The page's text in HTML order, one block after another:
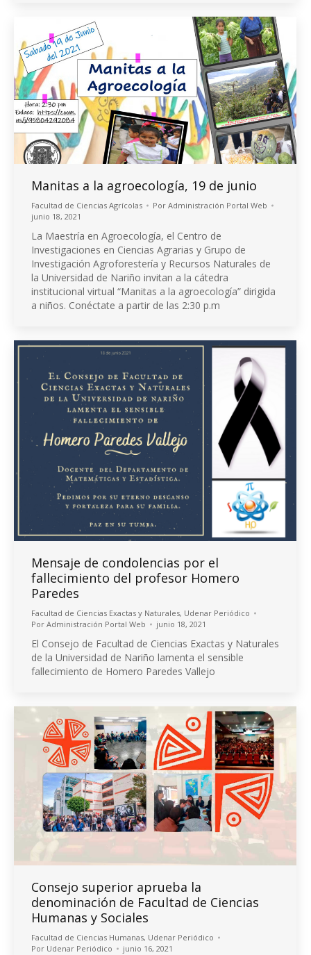
Manitas a la agroecología, 19 de junio
Facultad de Ciencias Agrícolas Por Administración Portal Web
junio 18, 2021
La Maestría en Agroecología, el Centro de
Investigaciones en Ciencias Agrarias y Grupo de
Investigación Agroforestería y Recursos Naturales de
la Universidad de Nariño invitan a la cátedra
institucional virtual “Manitas a la agroecología” dirigida
a niños. Conéctate a partir de las 2:30 p.m
Mensaje de condolencias por el
fallecimiento del profesor Homero
Paredes
Facultad de Ciencias Exactas y Naturales, Udenar Periódico
Por Administración Portal Web junio 18, 2021
El Consejo de Facultad de Ciencias Exactas y Naturales
de la Universidad de Nariño lamenta el sensible
fallecimiento de Homero Paredes Vallejo
Consejo superior aprueba la
denominación de Facultad de Ciencias
Humanas y Sociales
Facultad de Ciencias Humanas, Udenar Periódico
Por Udenar Periódico junio 16, 2021